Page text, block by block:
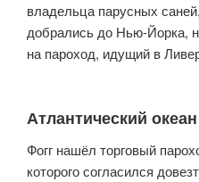
владельца парусных
добрались до Нью-Йорка,
на пароход, идущий в
Атлантический
Фогг нашёл торговый
которого согласился